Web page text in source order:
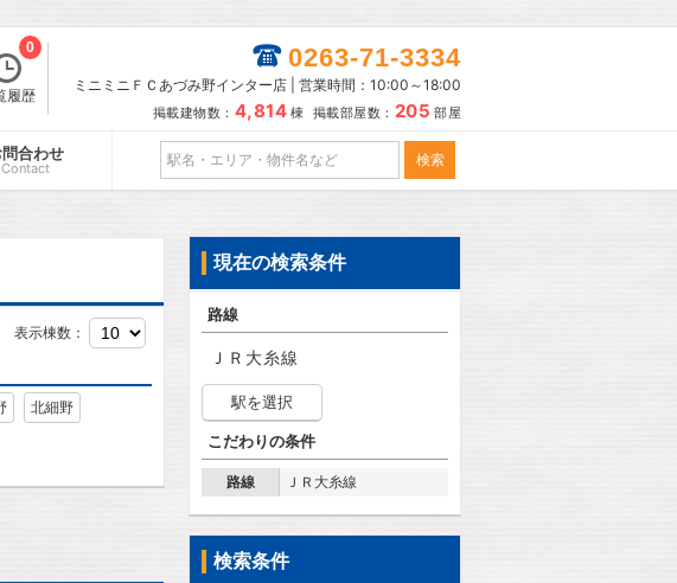
履歴
0 0263-71-3334
ミニミニＦＣあづみ野インター店 | 営業時間：10:00～18:00
掲載建物数： 4,814 棟 掲載部屋数： 205 部屋
問合わせ
Contact
北細野
表示棟数：
現在の検索条件
路線
ＪＲ大糸線
駅を選択
こだわりの条件
路線 ＪＲ大糸線
検索条件